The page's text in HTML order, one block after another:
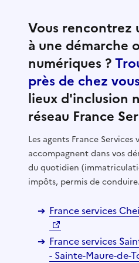
Vous rencontrez
à une démarche
numériques ?
près de chez vous
lieux d'inclusion
réseau France
Les agents France
accompagnent dans vos
du quotidien
impôts, permis de
France services
France services
- Sainte-Maure-de-